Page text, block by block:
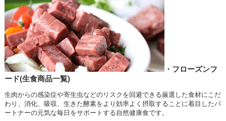
・フローズンフ
ード(生食商品一覧)
生肉からの感染症や寄生虫などのリスクを回避できる厳選した食材にこだ
わり、消化、吸収、生きた酵素をより効率よく摂取することに着目したパ
ートナーの元気な毎日をサポートする自然健康食です。